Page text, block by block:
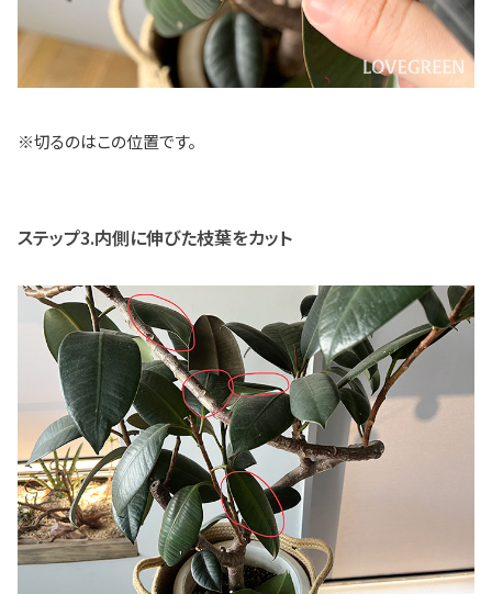
※切るのはこの位置です。
ステップ3.内側に伸びた枝葉をカット